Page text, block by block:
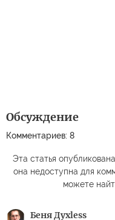
Обсуждение
Комментариев: 8
Эта статья
она недоступна для
можете
Беня Духless